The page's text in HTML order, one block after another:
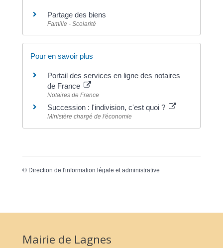
Partage des biens
Famille - Scolarité
Pour en savoir plus
Portail des services en ligne des notaires
de France
Notaires de France
Succession : l'indivision, c'est quoi ?
Ministère chargé de l'économie
© Direction de l'information légale et administrative
Mairie de Lagnes